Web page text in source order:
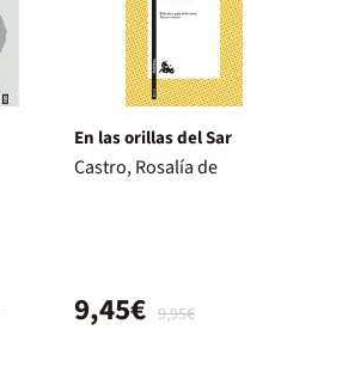
En las orillas del Sar
Castro, Rosalía de
9,95€
9,45€